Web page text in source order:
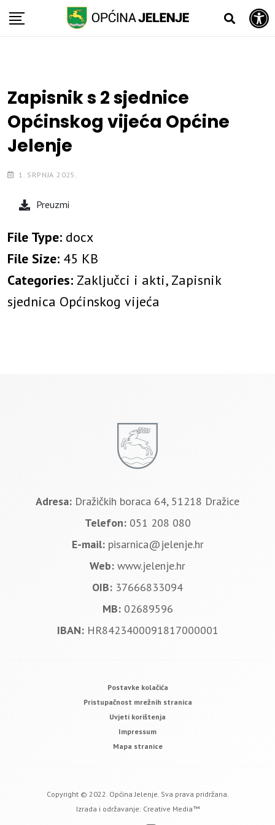
Open toolbar
Skip
Zapisnik s 2 sjednice
Općinskog vijeća Općine
Jelenje
1. SRPNJA 2025.
Preuzmi
File Type: docx
File Size: 45 KB
Categories: Zaključci i akti, Zapisnik
sjednica Općinskog vijeća
Adresa: Dražičkih boraca 64, 51218 Dražice
Telefon: 051 208 080
E-mail: pisarnica@jelenje.hr
Web: www.jelenje.hr
OIB: 37666833094
MB: 02689596
IBAN: HR8423400091817000001
Postavke kolačića
Pristupačnost mrežnih stranica
Uvjeti korištenja
Impressum
Mapa stranice
Copyright © 2022. Općina Jelenje. Sva prava pridržana.
Izrada i održavanje: Creative Media™